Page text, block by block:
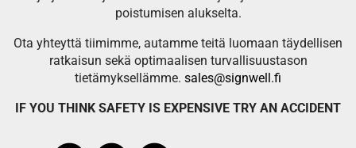
poistumisen alukselta.
Ota yhteyttä tiimimme, autamme teitä luomaan täydellisen
ratkaisun sekä optimaalisen turvallisuustason
tietämyksellämme. sales@signwell.fi
IF YOU THINK SAFETY IS EXPENSIVE TRY AN ACCIDENT